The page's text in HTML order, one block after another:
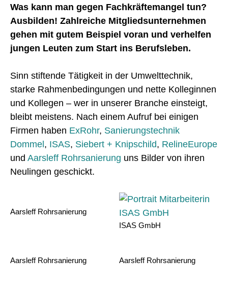
Was kann man gegen Fachkräftemangel tun?
Ausbilden! Zahlreiche Mitgliedsunternehmen
gehen mit gutem Beispiel voran und verhelfen
jungen Leuten zum Start ins Berufsleben.
Sinn stiftende Tätigkeit in der Umwelttechnik,
starke Rahmenbedingungen und nette Kolleginnen
und Kollegen – wer in unserer Branche einsteigt,
bleibt meistens. Nach einem Aufruf bei einigen
Firmen haben ExRohr, Sanierungstechnik
Dommel, ISAS, Siebert + Knipschild, RelineEurope
und Aarsleff Rohrsanierung uns Bilder von ihren
Neulingen geschickt.
Aarsleff Rohrsanierung
ISAS GmbH
Aarsleff Rohrsanierung Aarsleff Rohrsanierung